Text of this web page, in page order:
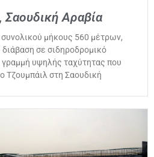
Αραβία
μήκους 560 μέτρων,
σε σιδηροδρομικό
γραμμή υψηλής ταχύτητας που
Τζουμπάιλ στη Σαουδική